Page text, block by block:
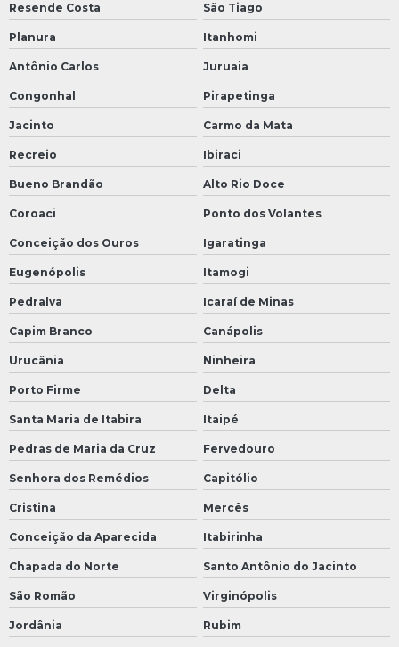
Resende Costa São Tiago
Planura Itanhomi
Antônio Carlos Juruaia
Congonhal Pirapetinga
Jacinto Carmo da Mata
Recreio Ibiraci
Bueno Brandão Alto Rio Doce
Coroaci Ponto dos Volantes
Conceição dos Ouros Igaratinga
Eugenópolis Itamogi
Pedralva Icaraí de Minas
Capim Branco Canápolis
Urucânia Ninheira
Porto Firme Delta
Santa Maria de Itabira Itaipé
Pedras de Maria da Cruz Fervedouro
Senhora dos Remédios Capitólio
Cristina Mercês
Conceição da Aparecida Itabirinha
Chapada do Norte Santo Antônio do Jacinto
São Romão Virginópolis
Jordânia Rubim